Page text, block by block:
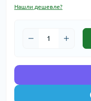
Нашли дешевле?